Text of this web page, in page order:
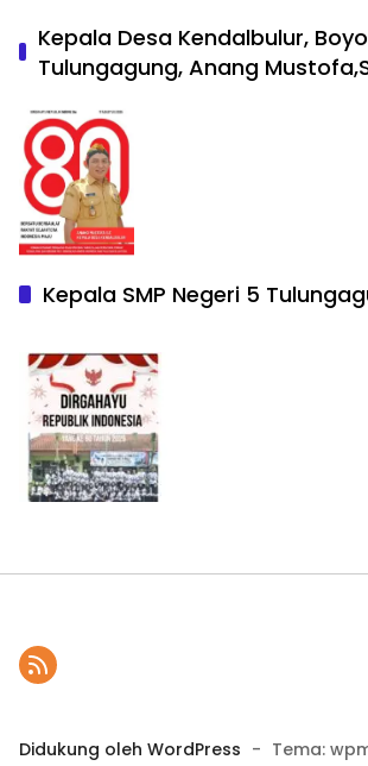
Kepala Desa Kendalbulur,
Tulungagung, Anang
Kepala SMP Negeri 5
Didukung oleh WordPress - Tema: